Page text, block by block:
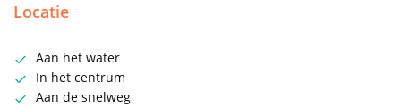
Locatie
Aan het water
In het centrum
Aan de snelweg